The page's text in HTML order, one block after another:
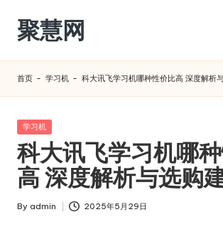
Skip
content
聚慧网
首页 - 学习机 - 科大讯飞学习机哪种性价比高 深度解析
Posted
学习机
科大讯飞学习机哪
高 深度解析与选购
Posted
By admin 2025年5月29日